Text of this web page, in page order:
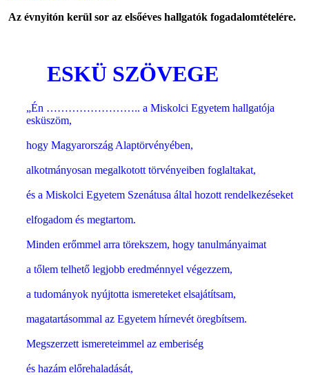
Az évnyitón kerül sor az elsőéves hallgatók fogadalomtételére.
ESKÜ SZÖVEGE
„Én …………………….. a Miskolci Egyetem hallgatója
esküszöm,
hogy Magyarország Alaptörvényében,
alkotmányosan megalkotott törvényeiben foglaltakat,
és a Miskolci Egyetem Szenátusa által hozott rendelkezéseket
elfogadom és megtartom.
Minden erőmmel arra törekszem, hogy tanulmányaimat
a tőlem telhető legjobb eredménnyel végezzem,
a tudományok nyújtotta ismereteket elsajátítsam,
magatartásommal az Egyetem hírnevét öregbítsem.
Megszerzett ismereteimmel az emberiség
és hazám előrehaladását,